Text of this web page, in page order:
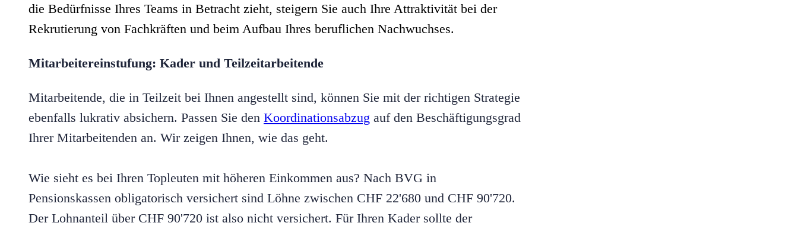
die Bedürfnisse Ihres Teams in Betracht zieht, steigern Sie auch Ihre Attraktivität bei der
Rekrutierung von Fachkräften und beim Aufbau Ihres beruflichen Nachwuchses.
Mitarbeitereinstufung: Kader und Teilzeitarbeitende
Mitarbeitende, die in Teilzeit bei Ihnen angestellt sind, können Sie mit der richtigen Strategie
ebenfalls lukrativ absichern. Passen Sie den Koordinationsabzug auf den Beschäftigungsgrad
Ihrer Mitarbeitenden an. Wir zeigen Ihnen, wie das geht.
Wie sieht es bei Ihren Topleuten mit höheren Einkommen aus? Nach BVG in
Pensionskassen obligatorisch versichert sind Löhne zwischen CHF 22'680 und CHF 90'720.
Der Lohnanteil über CHF 90'720 ist also nicht versichert. Für Ihren Kader sollte der